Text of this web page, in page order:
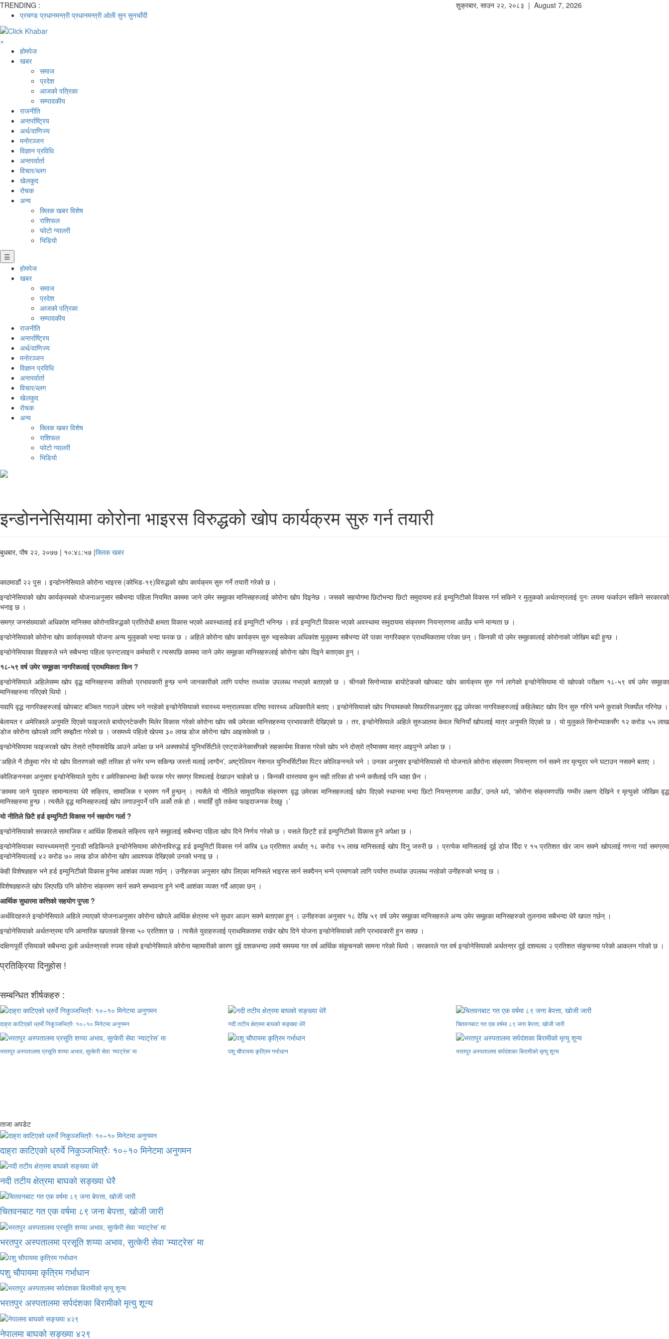
TRENDING :
प्रचण्ड प्रधानमन्त्री प्रधानमन्त्री ओली सुन सुनचाँदी
शुक्रबार, साउन २२, २०८३ | August 7, 2026
×
होमपेज
खबर
समाज
प्रदेश
आजको पत्रिका
सम्पादकीय
राजनीति
अन्तर्राष्ट्रिय
अर्थ/वाणिज्य
मनाेरञ्जन
विज्ञान प्रविधि
अन्तरर्वार्ता
विचार/ब्लग
खेलकुद
रोचक
अन्य
क्लिक खबर विशेष
राशिफल
फोटो ग्यालरी
भिडियो
☰
होमपेज
खबर
समाज
प्रदेश
आजको पत्रिका
सम्पादकीय
राजनीति
अन्तर्राष्ट्रिय
अर्थ/वाणिज्य
मनाेरञ्जन
विज्ञान प्रविधि
अन्तरर्वार्ता
विचार/ब्लग
खेलकुद
रोचक
अन्य
क्लिक खबर विशेष
राशिफल
फोटो ग्यालरी
भिडियो
इन्डोननेसियामा कोरोना भाइरस विरुद्धको खोप कार्यक्रम सुरु गर्न तयारी
बुधबार, पौष २२, २०७७ | १०:४८:५७ |क्लिक खबर
काठमाडौं २२ पुस । इन्डोननेसियाले कोरोना भाइरस (कोभिड-१९)विरुद्धको खोप कार्यक्रम सुरु गर्ने तयारी गरेको छ ।
इन्डोनेसियाको खोप कार्यक्रमको योजनाअनुसार सबैभन्दा पहिला नियमित काममा जाने उमेर समूहका मानिसहरुलाई कोरोना खोप दिइनेछ । जसको सहयोगमा छिटोभन्दा छिटो समुदायमा हर्ड इम्युनिटीको विकास गर्न सकिने र मुलुकको अर्थतन्त्रलाई पुनः लयमा फर्काउन सकिने सरकारको
भनाइ छ ।
समग्र जनसंख्याको अधिकांश मानिसमा कोरोनाविरुद्धको प्रतिरोधी क्षमता विकास भएको अवस्थालाई हर्ड इम्युनिटी भनिन्छ । हर्ड इम्युनिटी विकास भएको अवस्थामा समुदायमा संक्रमण नियन्त्रणमा आउँछ भन्ने मान्यता छ ।
इन्डोनेसियाको कोरोना खोप कार्यक्रमको योजना अन्य मुलुकको भन्दा फरक छ । अहिले कोरोना खोप कार्यक्रम सुरु भइसकेका अधिकांश मुलुकमा सबैभन्दा धेरै पाका नागरिकहरु प्राथमिकतामा परेका छन् । किनकी यो उमेर समूहकालाई कोरोनाको जोखिम बढी हुन्छ ।
इन्डोनेसियाका विज्ञहरुले भने सबैभन्दा पहिला फ्रन्टलाइन कर्मचारी र त्यसपछि काममा जाने उमेर समूहका मानिसहरुलाई कोरोना खोप दिइने बताएका हुन् ।
१८-५९ वर्ष उमेर समूहका नागरिकलाई प्राथमिकता किन ?
इन्डोनेसियाले अहिलेसम्म खोप वृद्ध मानिसहरुमा कतिको प्रभावकारी हुन्छ भन्ने जानकारीको लागि पर्याप्त तथ्यांक उपलब्ध नभएको बताएको छ । चीनको सिनोभ्याक बायोटेकको खोपबाट खोप कार्यक्रम सुरु गर्न लागेको इन्डोनेसियामा यो खोपको परीक्षण १८-५९ वर्ष उमेर समूहका
मानिसहरुमा गरिएको थियो ।
यद्यपि वृद्ध नागरिकहरुलाई खोपबाट बञ्चित गराउने उद्देश्य भने नरहेको इन्डोनेसियाको स्वास्थ्य मन्त्रालयका वरिष्ठ स्वास्थ्य अधिकारीले बताए । इन्डोनेसियाको खोप नियामकको सिफारिसअनुसार वृद्ध उमेरका नागरिकहरुलाई कहिलेबाट खोप दिन सुरु गरिने भन्ने कुराको निर्क्योल गरिनेछ ।
बेलायत र अमेरिकाले अनुमति दिएको फाइजरले बायोएनटेकसँग मिलेर विकास गरेको कोरोना खोप सबै उमेरका मानिसहरुमा प्रभावकारी देखिएको छ । तर, इन्डोनेसियाले अहिले सुरुआतमा केवल चिनियाँ खोपलाई मात्र अनुमति दिएको छ । यो मुलुकले सिनोभ्याकसँग १२ करोड ५५ लाख
डोज कोरोना खोपको लागि सम्झौता गरेको छ । जसमध्ये पहिलो खेपमा ३० लाख डोज कोरोना खोप आइसकेको छ ।
इन्डोनेसियामा फाइजरको खोप तेस्रो त्रैमासदेखि आउने अपेक्षा छ भने अक्सफोर्ड युनिभर्सिटीले एस्ट्राजेनेकासँगको सहकार्यमा विकास गरेको खोप भने दोस्रो त्रैमासमा मात्र आइपुग्ने अपेक्षा छ ।
‘अहिले नै ठोकुवा गरेर यो खोप वितरणको सही तरिका हो भनेर भन्न सकिन्छ जस्तो मलाई लाग्दैन’, अष्ट्रेलियन नेशनल युनिभर्सिटीका पिटर कोलिङननले भने । उनका अनुसार इन्डोनेसियाको यो योजनाले कोरोना संक्रमण नियन्त्रण गर्न सक्ने तर मृत्युदर भने घटाउन नसक्ने बताए ।
कोलिङननका अनुसार इन्डोनेसियाले युरोप र अमेरिकाभन्दा केही फरक गरेर समग्र विश्वलाई देखाउन चाहेको छ । किनकी वास्तवमा कुन सही तरिका हो भन्ने कसैलाई पनि थाहा छैन ।
‘काममा जाने युवाहरु सामान्यतया धेरै सक्रिय, सामाजिक र भ्रमण गर्ने हुन्छन् । त्यसैले यो नीतिले सामुदायिक संक्रमण वृद्ध उमेरका मानिसहरुलाई खोप दिएको स्थानमा भन्दा छिटो नियन्त्रणमा आउँछ’, उनले थपे, ‘कोरोना संक्रमणपछि गम्भीर लक्षण देखिने र मृत्युको जोखिम वृद्ध
मानिसहरुमा हुन्छ । त्यसैले वृद्ध मानिसहरुलाई खोप लगाउनुपर्ने पनि अर्को तर्क हो । मचाहिँ दुवै तर्कमा फाइदाजनक देख्छु ।’
यो नीतिले छिटै हर्ड इम्युनिटी विकास गर्न सहयोग गर्ला ?
इन्डोनेसियाको सरकारले सामाजिक र आर्थिक हिसाबले सक्रिय रहने समूहलाई सबैभन्दा पहिला खोप दिने निर्णय गरेको छ । यसले छिट्टै हर्ड इम्युनिटीको विकास हुने अपेक्षा छ ।
इन्डोनेसियाका स्वास्थ्यमन्त्री गुनाडी सडिकिनले इन्डोनेसियामा कोरोनाविरुद्ध हर्ड इम्युनिटी विकास गर्न करिब ६७ प्रतिशत अर्थात् १८ करोड १५ लाख मानिसलाई खोप दिनु जरुरी छ । प्रत्येक मानिसलाई दुई डोज दिँदा र १५ प्रतिशत खेर जान सक्ने खोपलाई गणना गर्दा समग्रमा
इन्डोनेसियालाई ४२ करोड ७० लाख डोज कोरोना खोप आवश्यक देखिएको उनको भनाइ छ ।
केही विशेषज्ञहरु भने हर्ड इम्युनिटीको विकास हुनेमा आशंका व्यक्त गर्छन् । उनीहरुका अनुसार खोप लिएका मानिसले भाइरस सार्न सक्दैनन् भन्ने प्रमाणको लागि पर्याप्त तथ्यांक उपलब्ध नरहेको उनीहरुको भनाइ छ ।
विशेषज्ञहरुले खोप लिएपछि पनि कोरोना संक्रमण सार्न सक्ने सम्भावना हुने भन्दै आशंका व्यक्त गर्दै आएका छन् ।
आर्थिक सुधारमा कत्तिको सहयोग पुग्ला ?
अर्थविदहरुले इन्डोनेसियाले अहिले ल्याएको योजनाअनुसार कोरोना खोपले आर्थिक क्षेत्रमा भने सुधार आउन सक्ने बताएका हुन् । उनीहरुका अनुसार १८ देखि ५९ वर्ष उमेर समूहका मानिसहरुले अन्य उमेर समूहका मानिसहरुको तुलनामा सबैभन्दा धेरै खपत गर्छन् ।
इन्डोनेसियाको अर्थतन्त्रमा पनि आन्तरिक खपतको हिस्सा ५० प्रतिशत छ । त्यसैले युवाहरुलाई प्राथमिकतामा राखेर खोप दिने योजना इन्डोनेसियाको लागि प्रभावकारी हुन सक्छ ।
दक्षिणपूर्वी एसियाको सबैभन्दा ठूलो अर्थतन्त्रको रुपमा रहेको इन्डोनेसियाले कोरोना महामारीको कारण दुई दशकभन्दा लामो समयमा गत वर्ष आर्थिक संकुचनको सामना गरेको थियो । सरकारले गत वर्ष इन्डोनेसियाको अर्थतन्त्र दुई दशमलव २ प्रतिशत संकुचनमा परेको आकलन गरेको छ ।
प्रतिक्रिया दिनुहोस !
सम्बन्धित शीर्षकहरु :
दाह्रा काटिएको ध्रुर्वे निकुञ्जभित्रैः १०÷१० मिनेटमा अनुगमन नदी तटीय क्षेत्रमा बाघको सङ्ख्या धेरै चितवनबाट गत एक वर्षमा ८९ जना बेपत्ता, खोजी जारी
भरतपुर अस्पतालमा प्रसूति शय्या अभाव, सुत्केरी सेवा ‘म्याट्रेस’ मा पशु चौपायमा कृत्रिम गर्भाधान भरतपुर अस्पतालमा सर्पदंशका बिरामीको मृत्यु शून्य
ताजा अपडेट
दाह्रा काटिएको ध्रुर्वे निकुञ्जभित्रैः १०÷१० मिनेटमा अनुगमन
नदी तटीय क्षेत्रमा बाघको सङ्ख्या धेरै
चितवनबाट गत एक वर्षमा ८९ जना बेपत्ता, खोजी जारी
भरतपुर अस्पतालमा प्रसूति शय्या अभाव, सुत्केरी सेवा ‘म्याट्रेस’ मा
पशु चौपायमा कृत्रिम गर्भाधान
भरतपुर अस्पतालमा सर्पदंशका बिरामीको मृत्यु शून्य
नेपालमा बाघको सङ्ख्या ४२९